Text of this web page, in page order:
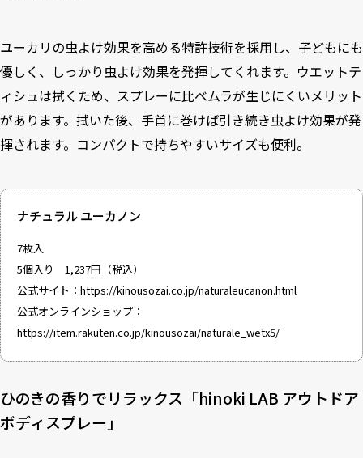
ユーカリの虫よけ効果を高める特許技術を採用し、子どもにも
優しく、しっかり虫よけ効果を発揮してくれます。ウエットテ
ィシュは拭くため、スプレーに比べムラが生じにくいメリット
があります。拭いた後、手首に巻けば引き続き虫よけ効果が発
揮されます。コンパクトで持ちやすいサイズも便利。
ナチュラル ユーカノン
7枚入
5個入り 1,237円（税込）
公式サイト： https://kinousozai.co.jp/naturaleucanon.html
公式オンラインショップ：
https://item.rakuten.co.jp/kinousozai/naturale_wetx5/
ひのきの香りでリラックス「hinoki LAB アウトドア
ボディスプレー」